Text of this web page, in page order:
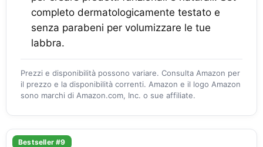
completo dermatologicamente testato e
senza parabeni per volumizzare le tue
labbra.
Prezzi e disponibilità possono variare. Consulta Amazon per
il prezzo e la disponibilità correnti. Amazon e il logo Amazon
sono marchi di Amazon.com, Inc. o sue affiliate.
Bestseller #9